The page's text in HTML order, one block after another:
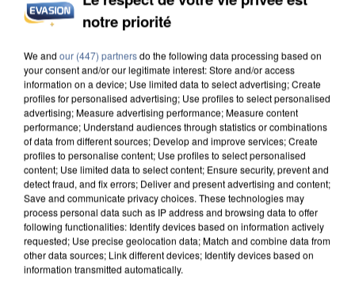
UNE TOURISTE DE L’OISE EMPORTÉE PAR UNE
COULÉE DE BOUE EN HAUTE-SAVOIE
notre priorité
We and our (447) partnersdo the following data processing based on
your consent and/or our legitimate interest: Store and/or access
information on a device; Use limited data to select advertising; Create
profiles for personalised advertising; Use profiles to select personalised
advertising; Measure advertising performance; Measure content
performance; Understand audiences through statistics or combinations
of data from different sources; Develop and improve services; Create
profiles to personalise content; Use profiles to select personalised
content; Use limited data to select content; Ensure security, prevent and
detect fraud, and fix errors; Deliver and present advertising and content;
Save and communicate privacy choices. These technologies may
process personal data such as IP address and browsing data to offer
following functionalities: Identify devices based on information actively
requested; Use precise geolocation data; Match and combine data from
other data sources; Link different devices; Identify devices based on
information transmitted automatically.